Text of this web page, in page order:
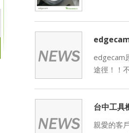
edgecam
途徑！！
台中工具
親愛的客